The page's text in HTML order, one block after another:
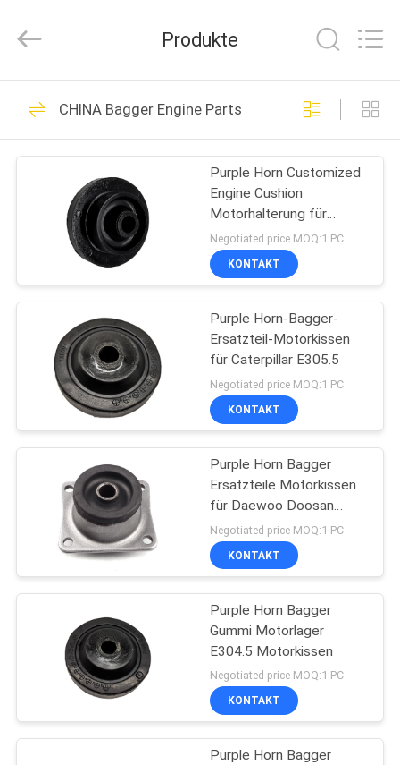
HAUS
PRODUKTE
FABRIK-
AUSFLUG
QUALITÄTSKONTROLLE
TRETEN
VERBINDUNG
FORDERN
SIE
Commerce
Rights
Bagger-
Hydraulikpumpe-
Teile
94
Hitachi-Bagger
Hydraulic Parts
10
kobelco
hydraulische Teile
10
Produkte
CHINA Bagger Engine Parts
Purple Horn Customized
Engine Cushion
Motorhalterung für
Caterpillar E307 4D32
Negotiated price MOQ:1 PC
KONTAKT
Purple Horn-Bagger-
Ersatzteil-Motorkissen
für Caterpillar E305.5
Negotiated price MOQ:1 PC
KONTAKT
Purple Horn Bagger
Ersatzteile Motorkissen
für Daewoo Doosan
DH220-5
Negotiated price MOQ:1 PC
KONTAKT
Purple Horn Bagger
Gummi Motorlager
E304.5 Motorkissen
Negotiated price MOQ:1 PC
KONTAKT
Purple Horn Bagger